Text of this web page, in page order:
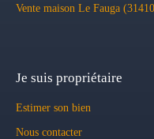
Vente maison Le Fauga
Je suis propriétaire
Estimer son bien
Nous contacter